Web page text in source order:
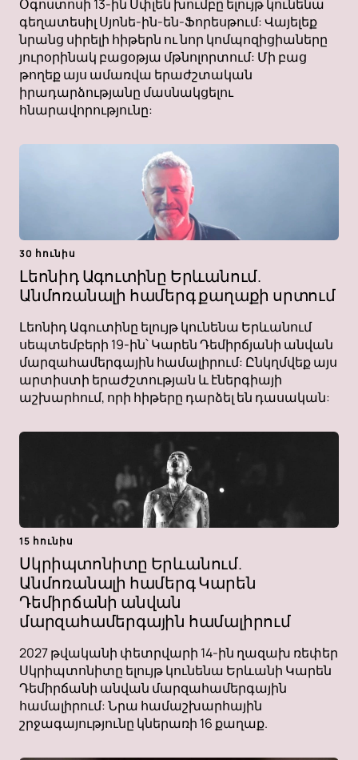
Օգոստոսի 13-ին Սփլեն խումբը ելույթ կունենա
գեղատեսիլ Սյոնե-ին-են-Ֆորեսթում: Վայելեք
նրանց սիրելի հիթերն ու նոր կոմպոզիցիաները
յուրօրինակ բացօթյա մթնոլորտում: Մի բաց
թողեք այս ամառվա երաժշտական ​​​​
իրադարձությանը մասնակցելու
հնարավորությունը:
30 հունիս
Լեոնիդ Ագուտինը Երևանում.
Անմոռանալի համերգ քաղաքի սրտում
Լեոնիդ Ագուտինը ելույթ կունենա Երևանում
սեպտեմբերի 19-ին՝ Կարեն Դեմիրճյանի անվան
մարզահամերգային համալիրում: Ընկղմվեք այս
արտիստի երաժշտության և էներգիայի
աշխարհում, որի հիթերը դարձել են դասական:
15 հունիս
Սկրիպտոնիտը Երևանում.
Անմոռանալի համերգ Կարեն
Դեմիրճանի անվան
մարզահամերգային համալիրում
2027 թվականի փետրվարի 14-ին ղազախ ռեփեր
Սկրիպտոնիտը ելույթ կունենա Երևանի Կարեն
Դեմիրճանի անվան մարզահամերգային
համալիրում: Նրա համաշխարհային
շրջագայությունը կներառի 16 քաղաք.